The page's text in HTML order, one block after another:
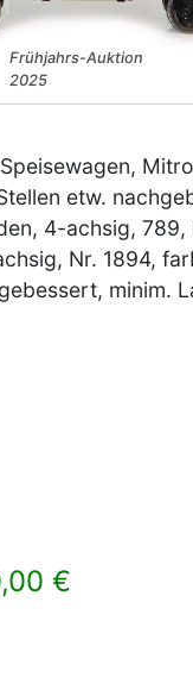
Frühjahrs-Auktion
2025
etw.
4-achsig,
Nr. 1894,
minim.
€